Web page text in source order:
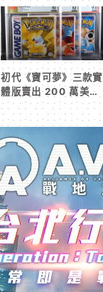
提供大量更新彌補
初代《寶可夢》三款實
體版賣出 200 萬美元
天價！ 成全球第二高
遊戲收藏交易